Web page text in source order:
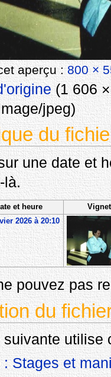
aperçu :800 ×
‎(1 606
jpeg)
du
une date et
là.
et heure
2026 à 20:10
pouvez pas
du
suivante utilise
Stages et